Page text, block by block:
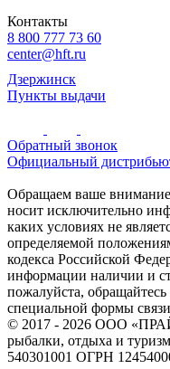
Контакты
8 800 777 73 60
center@hft.ru
Дзержинск
Пункты выдачи
Обратный звонок
Официальный
Обращаем ваше
носит исключительно
каких условиях не
определяемой
кодекса Российской
информации наличии и
пожалуйста,
специальной формы
© 2017 - 2026 ООО
рыбалки, отдыха и
540301001 ОГРН